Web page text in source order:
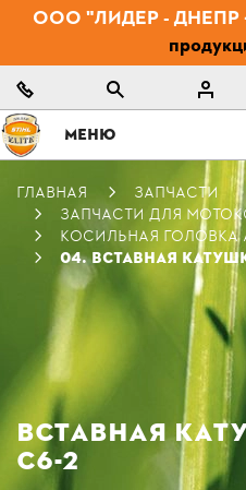
ООО "ЛИДЕР - ДНЕПР
МЕНЮ
ГЛАВНАЯ
ЗАПЧАСТИ
ЗАПЧАСТИ ДЛЯ
КОСИЛЬНАЯ ГОЛОВКА
04. ВСТАВНАЯ
ВСТАВНАЯ
C6-2